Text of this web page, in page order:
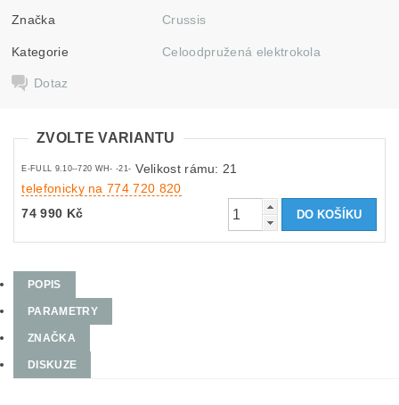
Značka Crussis
Kategorie Celoodpružená elektrokola
Dotaz
ZVOLTE VARIANTU
E-FULL 9.10--720 WH- -21- Velikost rámu: 21
telefonicky na 774 720 820
74 990 Kč
POPIS
PARAMETRY
ZNAČKA
DISKUZE